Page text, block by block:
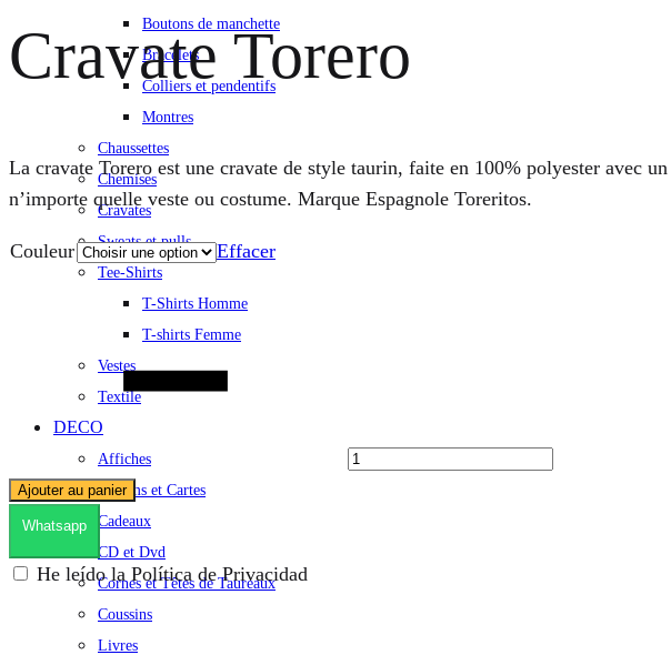
Boutons de manchette
Bracelets
Colliers et pendentifs
Montres
Chaussettes
Chemises
Cravates
Sweats et pulls
Tee-Shirts
T-Shirts Homme
T-shirts Femme
Vestes
Textile
DECO
Affiches
Albums et Cartes
Cadeaux
CD et Dvd
Cornes et Têtes de Taureaux
Coussins
Livres
Cravate Torero
La cravate Torero est une cravate de style taurin, faite en 100% polyester avec
n’importe quelle veste ou costume. Marque Espagnole Toreritos.
Couleur Effacer
Ajouter au panier
Whatsapp
He leído la Política de Privacidad